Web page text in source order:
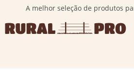
A melhor seleção de produtos